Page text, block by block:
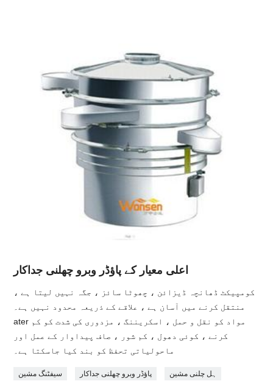
اعلی معیار کے پاؤڈر وبرو چھلنی جداکار
کومپیکٹ ڈھانچہ ڈیزائن ، چھوٹا سائز ، جگہ نہیں لیتا ہے ،
منتقل کرنے میں آسان ہے ، علاقے کے ذریعہ محدود نہیں ہے۔
ater مواد کو نقل و حمل ، اسکریننگ ، مزدوری کی شدت کو کم
کرنے ، کوئی دھول ، کم شور ، صاف پیداوار کے عمل اور
ماحولیاتی تحفظ کو بند کیا جاسکتا ہے۔
سیفٹنگ مشین پاؤڈر وبرو چھلنی جداکار ہل چلنی مشین